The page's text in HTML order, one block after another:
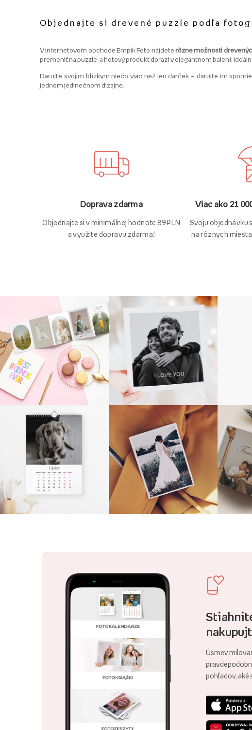
Objednajte si drevené puzzle podľa
V internetovom obchode Empik Foto nájdeterôzne možnosti
premeniť na puzzle, a hotový produkt dorazí v elegantnom balení,
Darujte svojim blízkym niečo viac než len darček – darujte im
jednom jedinečnom dizajne.
Doprava zdarma
Objednajte si v minimálnej hodnote 89 PLN
a využite dopravu zdarma!
Viac ako 21
Svoju objednávku
na rôznych
Úsmev
pohľadov, aké